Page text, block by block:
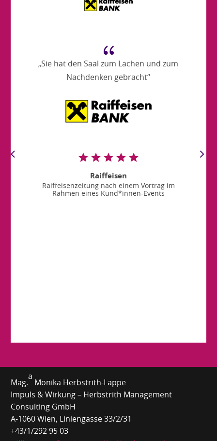
{
„Sie hat den Saal zum Lachen und zum
Nachdenken gebracht“
Raiffeisen
Raiffeisenzeitung nach einem Vortrag im
Rahmen eines Kund*innen-Events
Mag.
a
Monika Herbstrith-Lappe
Impuls & Wirkung – Herbstrith Management
Consulting GmbH
A-1060 Wien, Liniengasse 33/2/31
+43/1/292 95 03